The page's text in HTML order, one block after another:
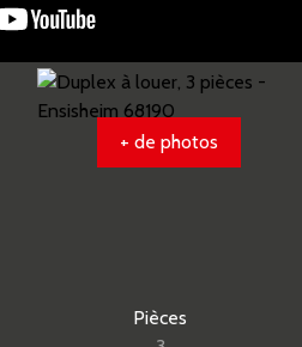
+ de photos
Pièces